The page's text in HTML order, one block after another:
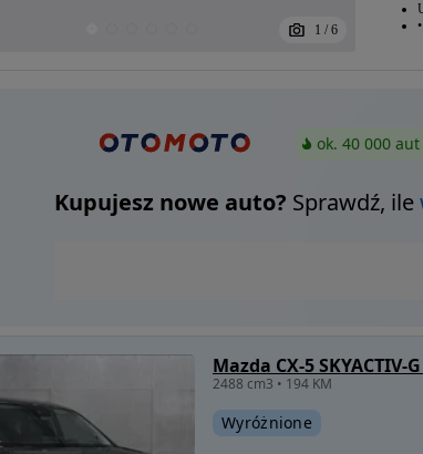
1 / 6
ok. 40 000
Kupujesz nowe auto? Sprawdź, ile
Mazda CX-5 SKYACTIV-
2488 cm3 • 194 KM
Wyróżnione